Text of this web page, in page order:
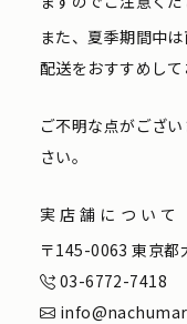
また、夏季期間中
配送をおすすめして
ご不明な点がござ
さい。
実店舗について
〒145-0063 東京都
03-6772-7418